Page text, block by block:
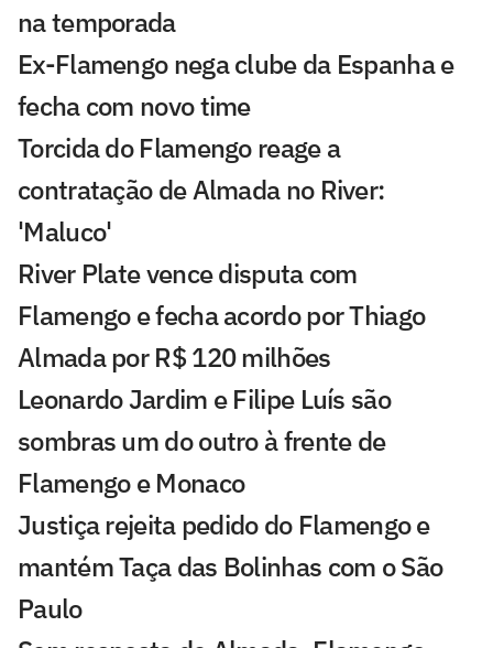
na temporada
Ex-Flamengo nega clube da Espanha e
fecha com novo time
Torcida do Flamengo reage a
contratação de Almada no River:
'Maluco'
River Plate vence disputa com
Flamengo e fecha acordo por Thiago
Almada por R$ 120 milhões
Leonardo Jardim e Filipe Luís são
sombras um do outro à frente de
Flamengo e Monaco
Justiça rejeita pedido do Flamengo e
mantém Taça das Bolinhas com o São
Paulo